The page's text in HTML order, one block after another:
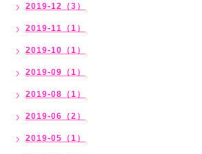
2019-12（3）
2019-11（1）
2019-10（1）
2019-09（1）
2019-08（1）
2019-06（2）
2019-05（1）